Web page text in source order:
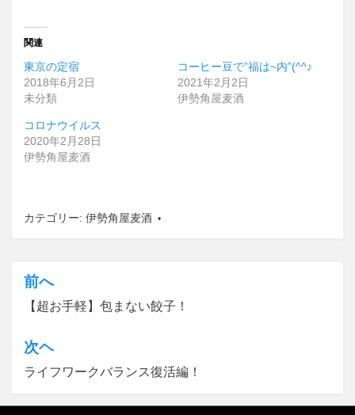
関連
東京の定宿
2018年6月2日
未分類
コーヒー豆で”福は~内”(^^♪
2021年2月2日
伊勢角屋麦酒
コロナウイルス
2020年2月28日
伊勢角屋麦酒
カテゴリー: 伊勢角屋麦酒
投
稿
ナ
ビ
前へ
【超お手軽】包まない餃子！
次ヘ
ライフワークバランス復活編！